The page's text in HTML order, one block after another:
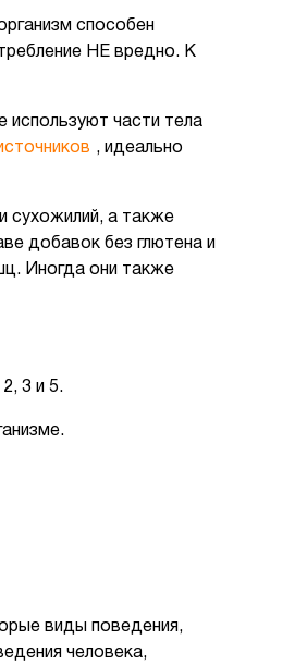
способен
НЕ вредно. К
используют части тела
, идеально
сухожилий, а также
добавок без глютена и
Иногда они также
3 и 5.
виды поведения,
человека,